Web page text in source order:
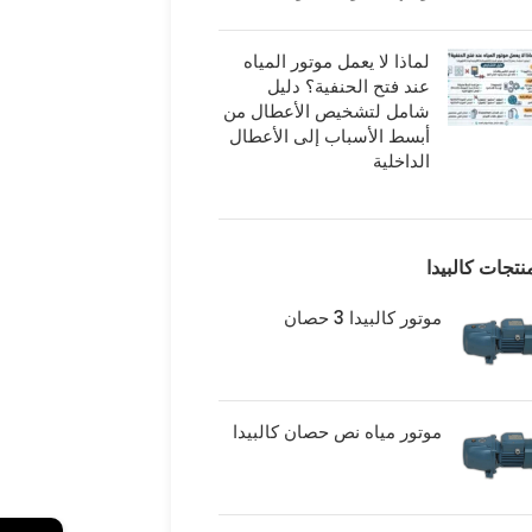
لماذا لا يعمل موتور المياه
عند فتح الحنفية؟ دليل
شامل لتشخيص الأعطال من
أبسط الأسباب إلى الأعطال
الداخلية
كالبيدا
موتور كالبيدا 3 حصان
موتور مياه نص حصان كالبيدا